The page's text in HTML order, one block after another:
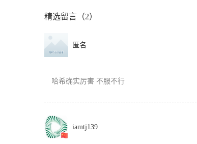
精选留言（2）
匿名
哈希确实厉害 不服不行
iamtj139